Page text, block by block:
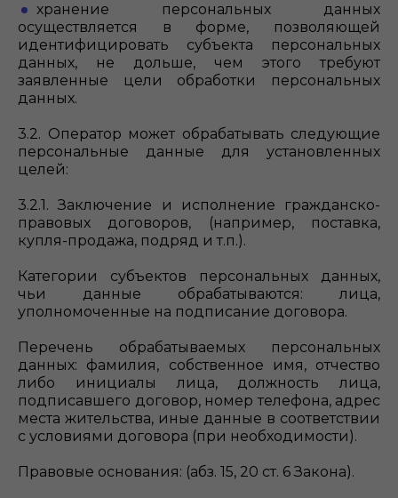
хранение персональных данных
осуществляется в форме, позволяющей
идентифицировать субъекта персональных
данных, не дольше, чем этого требуют
заявленные цели обработки персональных
данных.
3.2. Оператор может обрабатывать следующие
персональные данные для установленных
целей:
3.2.1. Заключение и исполнение гражданско-
правовых договоров, (например, поставка,
купля-продажа, подряд и т.п.).
Категории субъектов персональных данных,
чьи данные обрабатываются: лица,
уполномоченные на подписание договора.
Перечень обрабатываемых персональных
данных: фамилия, собственное имя, отчество
либо инициалы лица, должность лица,
подписавшего договор, номер телефона, адрес
места жительства, иные данные в соответствии
с условиями договора (при необходимости).
Правовые основания: (абз. 15, 20 ст. 6 Закона).